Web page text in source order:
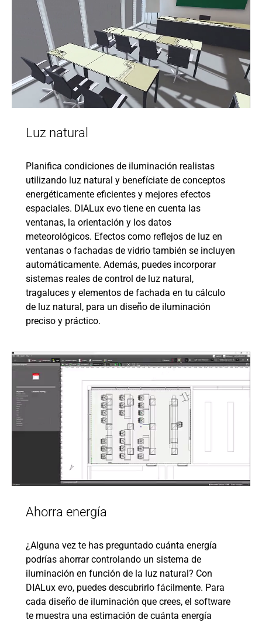
Luz natural
Planifica condiciones de iluminación realistas
utilizando luz natural y benefíciate de conceptos
energéticamente eficientes y mejores efectos
espaciales. DIALux evo tiene en cuenta las
ventanas, la orientación y los datos
meteorológicos. Efectos como reflejos de luz en
ventanas o fachadas de vidrio también se incluyen
automáticamente. Además, puedes incorporar
sistemas reales de control de luz natural,
tragaluces y elementos de fachada en tu cálculo
de luz natural, para un diseño de iluminación
preciso y práctico.
Ahorra energía
¿Alguna vez te has preguntado cuánta energía
podrías ahorrar controlando un sistema de
iluminación en función de la luz natural? Con
DIALux evo, puedes descubrirlo fácilmente. Para
cada diseño de iluminación que crees, el software
te muestra una estimación de cuánta energía